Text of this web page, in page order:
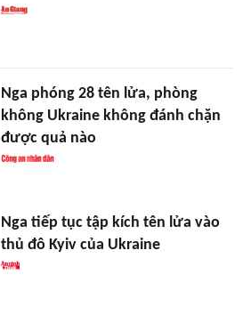
Nga phóng 28 tên lửa, phòng
không Ukraine không đánh chặn
được quả nào
Nga tiếp tục tập kích tên lửa vào
thủ đô Kyiv của Ukraine